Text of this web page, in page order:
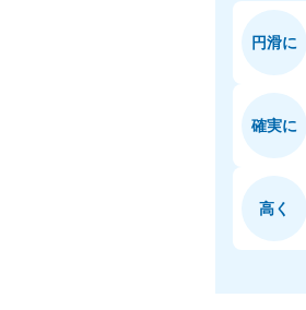
円滑に
確実に
高く